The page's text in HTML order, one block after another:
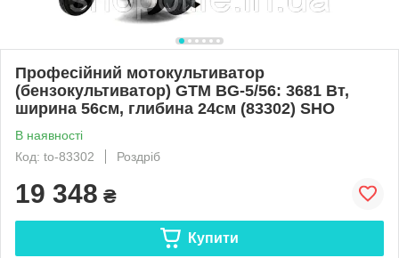
Професійний мотокультиватор
(бензокультиватор) GTM BG-5/56: 3681 Вт,
ширина 56см, глибина 24см (83302) SHO
В наявності
Код: to-83302
Роздріб
19 348 ₴
Купити